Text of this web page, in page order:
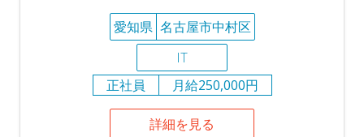
愛知県 名古屋市中村区
IT
正社員
月給250,000円
詳細を見る